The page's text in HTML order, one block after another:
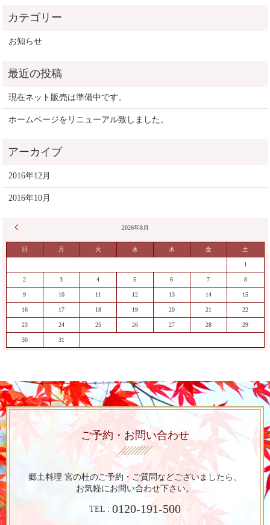
お知らせ
現在ネット販売は準備中です。
ホームページをリニューアル致しました。
2016年12月
2016年10月
2026年8月
日 月 火 水 木 金 土
1
2 3 4 5 6 7 8
9 10 11 12 13 14 15
16 17 18 19 20 21 22
23 24 25 26 27 28 29
30 31
ご予約・お問い合わせ
郷土料理 宮の杜のご予約・ご質問などございましたら、
お気軽にお問い合わせ下さい。
TEL : 0120-191-500